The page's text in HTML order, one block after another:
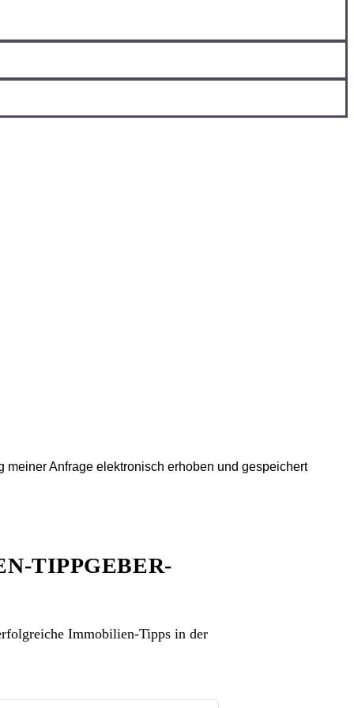
Anfrage elektronisch erhoben und gespeichert
TIPPGEBER-
Immobilien-Tipps in der